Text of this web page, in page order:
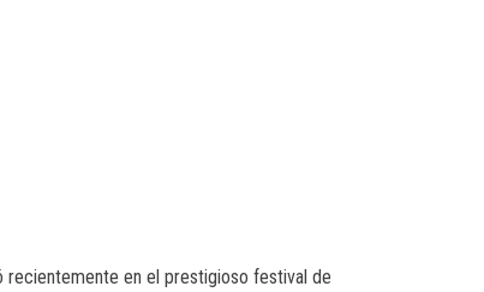
recientemente en el prestigioso festival de